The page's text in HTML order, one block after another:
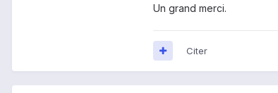
Un grand merci.
Citer